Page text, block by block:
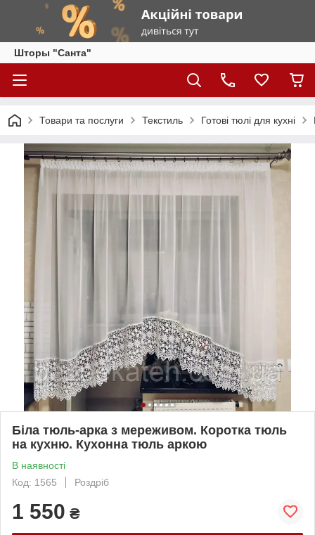
Шторы "Санта"
Товари та послуги Текстиль Готові тюлі для кухні
Біла тюль-арка з мереживом. Коротка тюль
на кухню. Кухонна тюль аркою
В наявності
Код: 1565
Роздріб
1 550 ₴